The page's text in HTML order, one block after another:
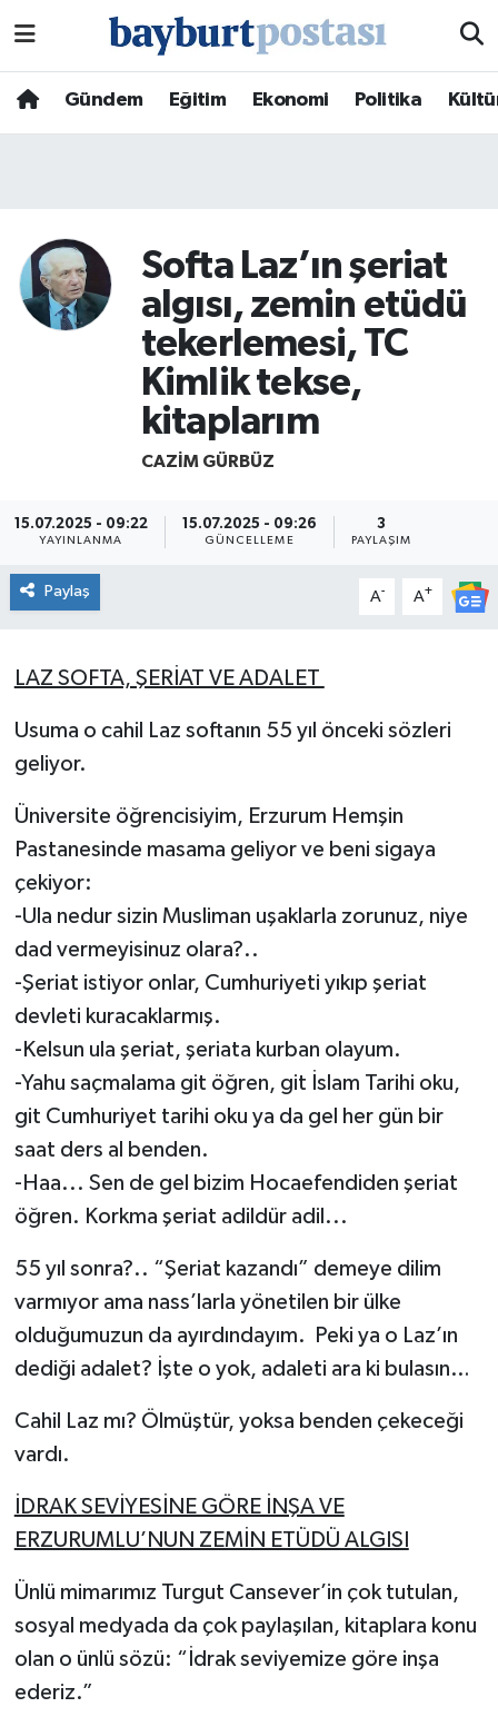
Gündem Eğitim Ekonomi Politika
Softa Laz’ın şeriat
algısı, zemin etüdü
tekerlemesi, TC
Kimlik tekse,
kitaplarım
CAZIM GÜRBÜZ
15.07.2025 - 09:22
YAYINLANMA
15.07.2025 - 09:26
GÜNCELLEME
3
PAYLAŞIM
Paylaş A- A+
LAZ SOFTA, ŞERİAT VE ADALET
Usuma o cahil Laz softanın 55 yıl önceki sözleri
geliyor.
Üniversite öğrencisiyim, Erzurum Hemşin
Pastanesinde masama geliyor ve beni sigaya
çekiyor:
-Ula nedur sizin Musliman uşaklarla zorunuz, niye
dad vermeyisinuz olara?..
-Şeriat istiyor onlar, Cumhuriyeti yıkıp şeriat
devleti kuracaklarmış.
-Kelsun ula şeriat, şeriata kurban olayum.
-Yahu saçmalama git öğren, git İslam Tarihi oku,
git Cumhuriyet tarihi oku ya da gel her gün bir
saat ders al benden.
-Haa... Sen de gel bizim Hocaefendiden şeriat
öğren. Korkma şeriat adildür adil...
55 yıl sonra?.. “Şeriat kazandı” demeye dilim
varmıyor ama nass’larla yönetilen bir ülke
olduğumuzun da ayırdındayım. Peki ya o Laz’ın
dediği adalet? İşte o yok, adaleti ara ki bulasın…
Cahil Laz mı? Ölmüştür, yoksa benden çekeceği
vardı.
İDRAK SEVİYESİNE GÖRE İNŞA VE
ERZURUMLU’NUN ZEMİN ETÜDÜ ALGISI
Ünlü mimarımız Turgut Cansever’in çok tutulan,
sosyal medyada da çok paylaşılan, kitaplara konu
olan o ünlü sözü: “İdrak seviyemize göre inşa
ederiz.”
Trafik Durumu
Süper Lig Puan Durumu ve Fikstür
Tüm Manşetler
Son Dakika Haberleri